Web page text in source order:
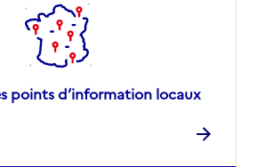
points d’information locaux